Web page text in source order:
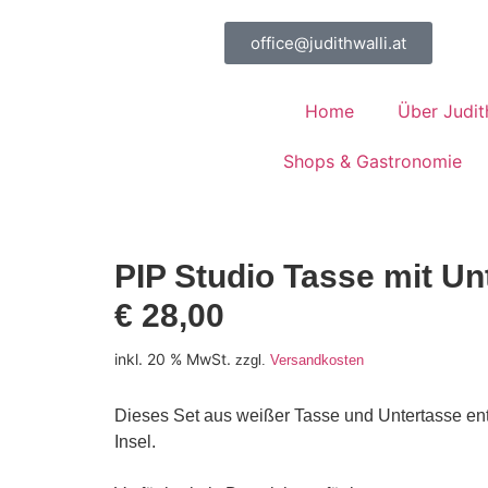
office@judithwalli.at
Home Über
Shops & Gastronomie
PIP Studio Tasse mit
€ 28,00
inkl. 20 % MwSt. zzgl. Versandkosten
Dieses Set aus weißer Tasse und Untertasse
Insel.